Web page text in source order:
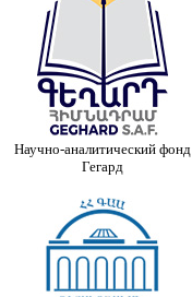
Научно-аналитический фонд
Гегард